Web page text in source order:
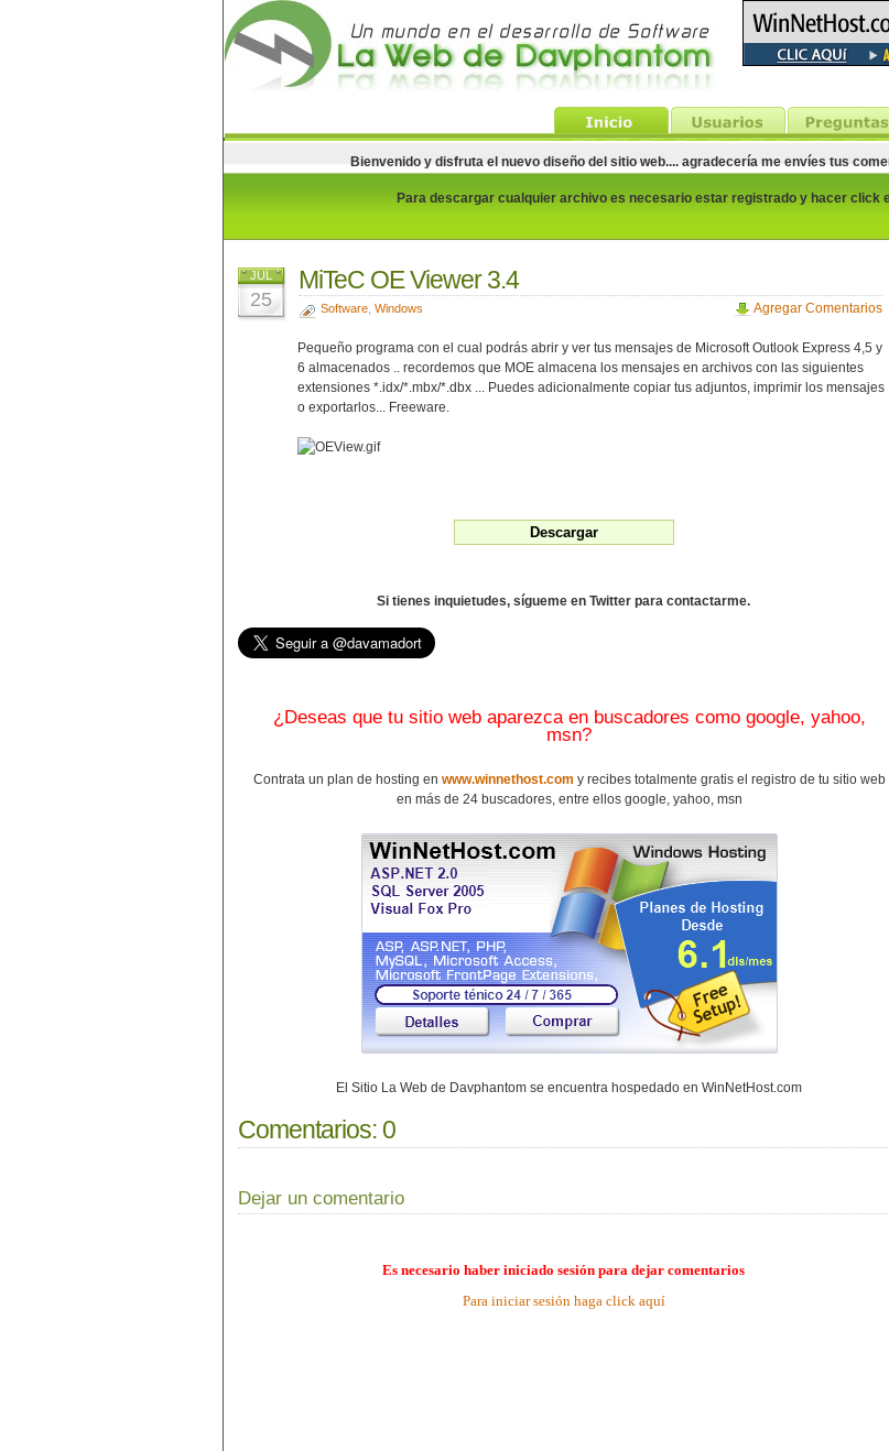
Bienvenido y disfruta el nuevo diseño del sitio web.... agradecería me envíes tus
Para descargar cualquier archivo es necesario estar registrado y hacer click
JUL
25
MiTeC OE Viewer 3.4
Software, Windows Agregar Comentarios
Pequeño programa con el cual podrás abrir y ver tus mensajes de Microsoft Outlook Express 4,5 y
6 almacenados .. recordemos que MOE almacena los mensajes en archivos con las siguientes
extensiones *.idx/*.mbx/*.dbx ... Puedes adicionalmente copiar tus adjuntos, imprimir los mensajes
o exportarlos... Freeware.
Si tienes inquietudes, sígueme en Twitter para contactarme.
¿Deseas que tu sitio web aparezca en buscadores como google, yahoo,
msn?
Contrata un plan de hosting en www.winnethost.com y recibes totalmente gratis el registro de tu sitio web
en más de 24 buscadores, entre ellos google, yahoo, msn
El Sitio La Web de Davphantom se encuentra hospedado en WinNetHost.com
Comentarios:0
Dejar un comentario
Es necesario haber iniciado sesión para dejar comentarios
Para iniciar sesión haga click aquí